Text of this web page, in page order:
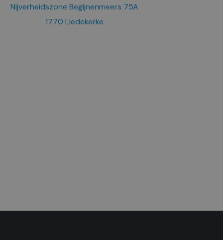
Nijverheidszone Begijnenmeers 75A
1770 Liedekerke